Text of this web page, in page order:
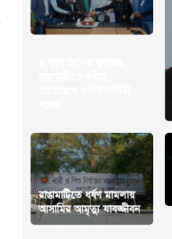
রাঙামাটিতে ধর্ষণ মামলায়
আসামির আমৃত্যু যাবজ্জীবন